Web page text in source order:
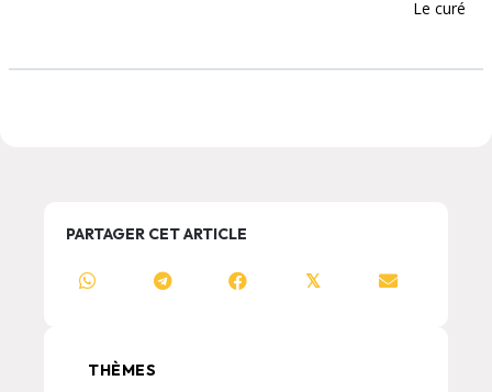
Le curé
PARTAGER CET ARTICLE
𝕏
THÈMES